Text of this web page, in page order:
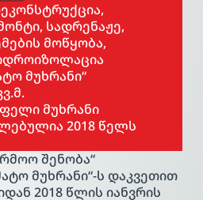
სადრენაჟე,
მოწყობა,
მუხრანი“
მუხრანი
2018 წელს
შენობა“
მუხრანი“-ს დაკვეთით
2018 წლის იანვრის